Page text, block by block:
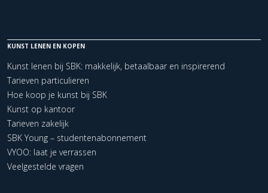
KUNST LENEN EN KOPEN
Kunst lenen bij SBK: makkelijk, betaalbaar en inspirerend
Tarieven particulieren
Hoe koop je kunst bij SBK
Kunst op kantoor
Tarieven zakelijk
SBK Young – studentenabonnement
VYOO: laat je verrassen
Veelgestelde vragen